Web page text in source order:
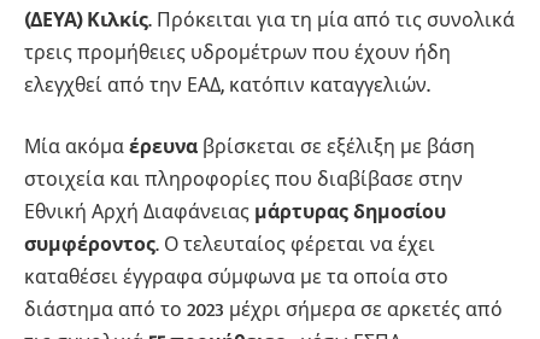
(ΔΕΥΑ) Κιλκίς. Πρόκειται για τη μία από τις συνολικά
τρεις προμήθειες υδρομέτρων που έχουν ήδη
ελεγχθεί από την ΕΑΔ, κατόπιν καταγγελιών.
Μία ακόμα έρευνα βρίσκεται σε εξέλιξη με βάση
στοιχεία και πληροφορίες που διαβίβασε στην
Εθνική Αρχή Διαφάνειας μάρτυρας δημοσίου
συμφέροντος. Ο τελευταίος φέρεται να έχει
καταθέσει έγγραφα σύμφωνα με τα οποία στο
διάστημα από το 2023 μέχρι σήμερα σε αρκετές από